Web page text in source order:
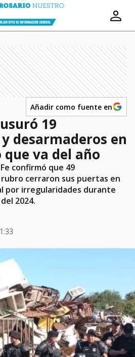
Añadir como fuente en
19
desarmaderos en
que va del año
confirmó que 49
cerraron sus puertas en
por irregularidades durante
2024.